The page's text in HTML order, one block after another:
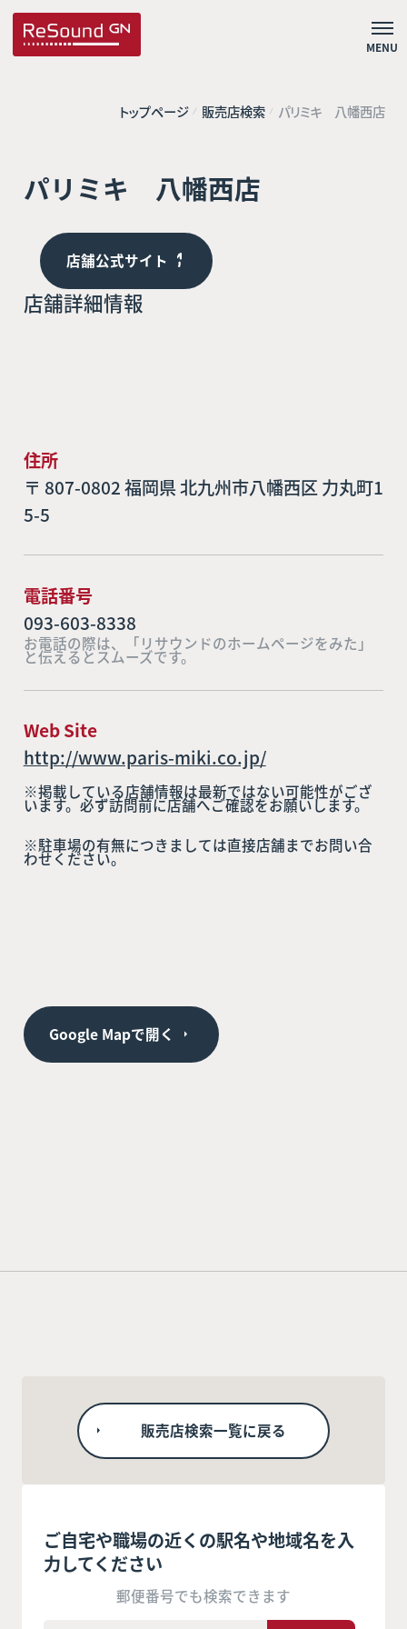
MENU
トップページ 販売店検索 パリミキ 八幡西店
パリミキ 八幡西店
店舗公式サイト
店舗詳細情報
住所
〒 807-0802 福岡県 北九州市八幡西区 力丸町1
5-5
電話番号
093-603-8338
お電話の際は、「リサウンドのホームページをみた」
と伝えるとスムーズです。
Web Site
http://www.paris-miki.co.jp/
※掲載している店舗情報は最新ではない可能性がござ
います。必ず訪問前に店舗へご確認をお願いします。
※駐車場の有無につきましては直接店舗までお問い合
わせください。
Google Mapで開く
販売店検索一覧に戻る
ご自宅や職場の近くの駅名や地域名を入
力してください
郵便番号でも検索できます